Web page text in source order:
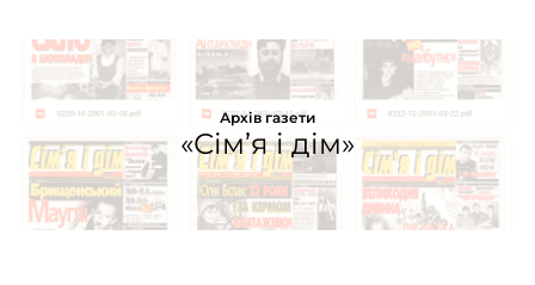
Архів газети
«Сім’я і дім»